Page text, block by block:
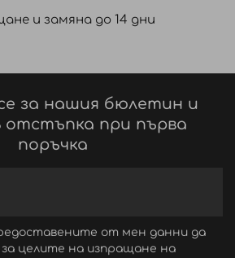
и замяна до 14 дни
за нашия бюлетин и
отстъпка при първа
поръчка
от мен данни да
целите на изпращане на